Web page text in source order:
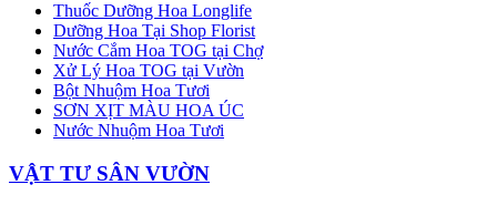
Thuốc Dưỡng Hoa Longlife
Dưỡng Hoa Tại Shop Florist
Nước Cắm Hoa TOG tại Chợ
Xử Lý Hoa TOG tại Vườn
Bột Nhuộm Hoa Tươi
SƠN XỊT MÀU HOA ÚC
Nước Nhuộm Hoa Tươi
VẬT TƯ SÂN VƯỜN